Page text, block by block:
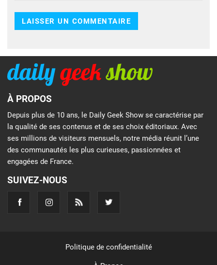
À PROPOS
Depuis plus de 10 ans, le Daily Geek Show se caractérise par
la qualité de ses contenus et de ses choix éditoriaux. Avec
ses millions de visiteurs mensuels, notre média réunit l’une
des communautés les plus curieuses, passionnées et
engagées de France.
SUIVEZ-NOUS
Politique de confidentialité